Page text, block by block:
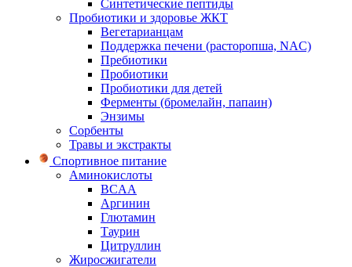
Синтетические пептиды
Пробиотики и здоровье ЖКТ
Вегетарианцам
Поддержка печени (расторопша, NAC)
Пребиотики
Пробиотики
Пробиотики для детей
Ферменты (бромелайн, папаин)
Энзимы
Сорбенты
Травы и экстракты
Спортивное питание
Аминокислоты
BCAA
Аргинин
Глютамин
Таурин
Цитруллин
Жиросжигатели